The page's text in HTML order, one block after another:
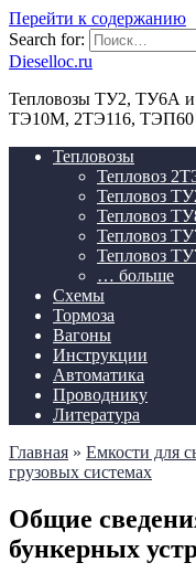
Перейти к содержанию
Search for:
Dieselloc.ru
Тепловозы ТУ2, ТУ6А
ТЭ10М, 2ТЭ116,
Тепловозы
Тепловоз
Тепловоз
Тепловоз
Тепловоз
Тепловоз
… больше
Схемы
Тормоза
Вагоны
Инструкции
Автоматика
Проводнику
Литература
Главная » Емкости для
грузовых системах
Общие
бункерных